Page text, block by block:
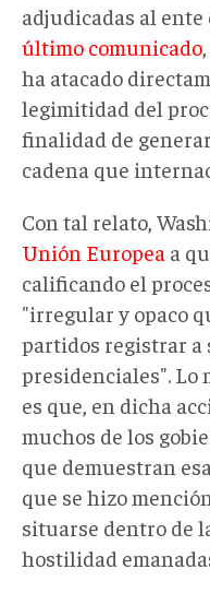
adjudicadas al
último comunicado
ha atacado
legimitidad del
finalidad de
cadena que
Con tal relato,
Unión Europea a
calificando el
"irregular y opaco
partidos registrar a
presidenciales". Lo
es que, en dicha
muchos de los
que demuestran
que se hizo
situarse dentro de
hostilidad